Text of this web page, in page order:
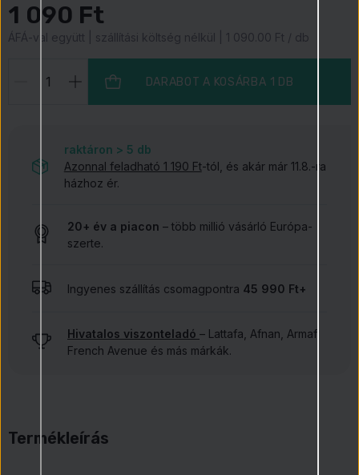
1 090 Ft
ÁFÁ-val együtt | szállítási költség nélkül | 1 090.00 Ft / db
DARABOT A KOSÁRBA 1 DB
raktáron > 5 db
Azonnal feladható 1 190 Ft-tól, és akár már 11.8.-ra
házhoz ér.
20+ év a piacon – több millió vásárló Európa-
szerte.
Ingyenes szállítás csomagpontra 45 990 Ft+
Hivatalos viszonteladó – Lattafa, Afnan, Armaf,
French Avenue és más márkák.
Termékleírás